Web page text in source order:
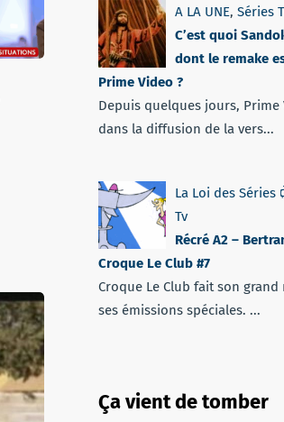
A LA UNE, Séries
C’est quoi
dont le remake
Prime Video ?
Depuis quelques jours, Prime
dans la diffusion de la vers...
La Loi des Séries
Tv
Récré A2 –
Croque Le Club #7
Croque Le Club fait son
ses émissions spéciales. ...
Ça vient de tomber